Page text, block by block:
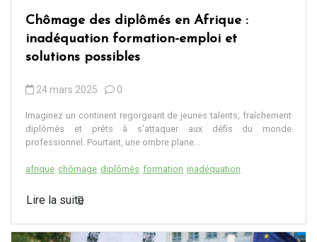
Chômage des diplômés en Afrique :
inadéquation formation-emploi et
solutions possibles
24 mars 2025 0
Imaginez un continent regorgeant de jeunes talents, fraîchement
diplômés et prêts à s’attaquer aux défis du monde
professionnel. Pourtant, une ombre plane...
afrique chômage diplômés formation inadéquation
Lire la suite